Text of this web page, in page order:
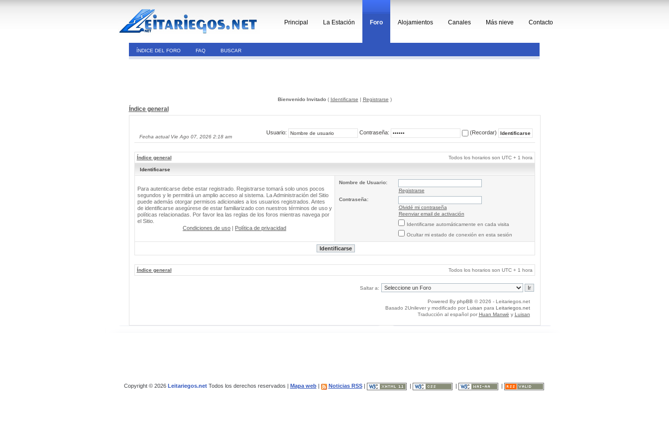
Principal La Estación Foro Alojamientos Canales Más nieve Contacto
ÍNDICE DEL FORO FAQ BUSCAR
Bienvenido Invitado( Identificarse | Registrarse )
Índice general
Fecha actual Vie Ago 07, 2026 2:18 am
Usuario: Contraseña: (Recordar)
Índice general Todos los horarios son UTC + 1 hora
Identificarse
Para autenticarse debe estar registrado. Registrarse tomará solo unos pocos
segundos y le permitirá un amplio acceso al sistema. La Administración del Sitio
puede además otorgar permisos adicionales a los usuarios registrados. Antes
de identificarse asegúrese de estar familiarizado con nuestros términos de uso y
políticas relacionadas. Por favor lea las reglas de los foros mientras navega por
el Sitio.
Condiciones de uso | Política de privacidad
Nombre de Usuario:
Registrarse
Contraseña:
Olvidé mi contraseña
Reenviar email de activación
Identificarse automáticamente en cada visita
Ocultar mi estado de conexión en esta sesión
Índice general Todos los horarios son UTC + 1 hora
Saltar a:
Powered By phpBB © 2026 - Leitariegos.net
Basado 2Unilever y modificado por Luisan para Leitariegos.net
Traducción al español por Huan Manwë y Luisan
Copyright © 2026 Leitariegos.netTodos los derechos reservados | Mapa web| Noticias RSS|